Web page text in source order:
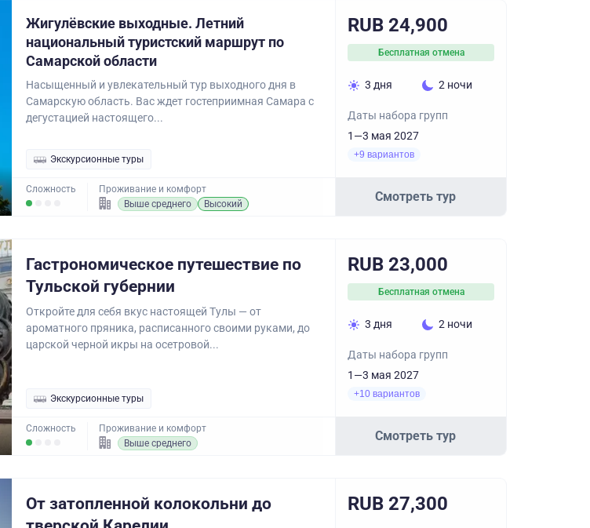
Жигулёвские выходные. Летний
национальный туристский маршрут по
Самарской области
Насыщенный и увлекательный тур выходного дня в
Самарскую область. Вас ждет гостеприимная Самара с
дегустацией настоящего...
Экскурсионные туры
Сложность
Проживание и комфорт
Выше среднего
Высокий
RUB 24,900
Бесплатная отмена
3 дня 2 ночи
Даты набора групп
1—3 мая 2027
+9 вариантов
Смотреть тур
Гастрономическое путешествие по
Тульской губернии
Откройте для себя вкус настоящей Тулы — от
ароматного пряника, расписанного своими руками, до
царской черной икры на осетровой...
Экскурсионные туры
Сложность
Проживание и комфорт
Выше среднего
RUB 23,000
Бесплатная отмена
3 дня 2 ночи
Даты набора групп
1—3 мая 2027
+10 вариантов
Смотреть тур
От затопленной колокольни до
RUB 27,300